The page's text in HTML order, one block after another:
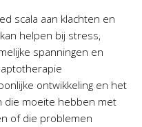
scala aan klachten en
helpen bij stress,
spanningen en
ontwikkeling en het
die moeite hebben met
of die problemen